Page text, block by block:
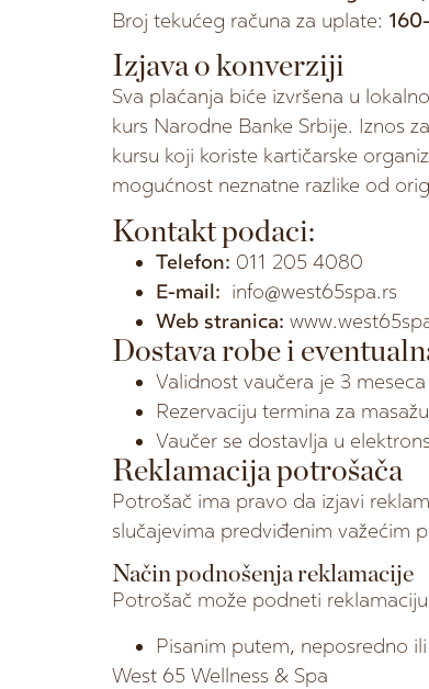
Broj tekućeg računa za uplate:
Izjava o konverziji
Sva plaćanja biće izvršena u
kurs Narodne Banke Srbije. Iznos
kursu koji koriste kartičarske
mogućnost neznatne razlike od
Kontakt podaci:
Telefon: 011 205 4080
E-mail: info@west65spa.rs
Web stranica:
Dostava robe i
Validnost vaučera je 3
Rezervaciju termina za
Vaučer se dostavlja u
Reklamacija potrošača
Potrošač ima pravo da izjavi
slučajevima predviđenim važećim
Način podnošenja reklamacije
Potrošač može podneti
Pisanim putem, neposredno
West 65 Wellness & Spa